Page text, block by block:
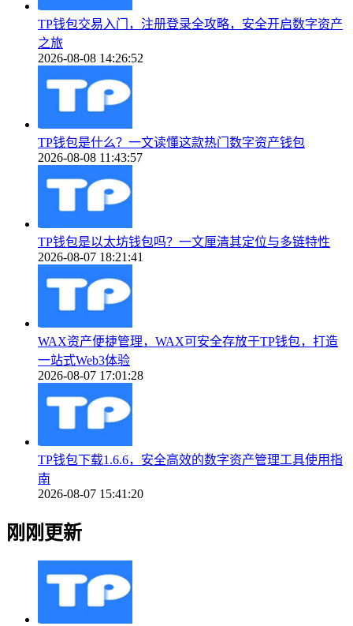
TP钱包交易入门，注册登录全攻略，安全开启数字资产
之旅
2026-08-08 14:26:52
TP钱包是什么？一文读懂这款热门数字资产钱包
2026-08-08 11:43:57
TP钱包是以太坊钱包吗？一文厘清其定位与多链特性
2026-08-07 18:21:41
WAX资产便捷管理，WAX可安全存放于TP钱包，打造
一站式Web3体验
2026-08-07 17:01:28
TP钱包下载1.6.6，安全高效的数字资产管理工具使用指
南
2026-08-07 15:41:20
刚刚更新